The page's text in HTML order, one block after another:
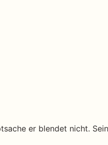
er blendet nicht.